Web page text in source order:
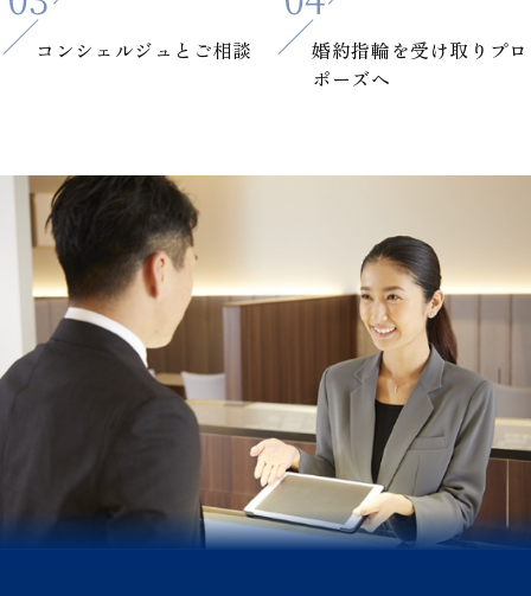
コンシェルジュと ご相談 婚約指輪を受け取りプロ
ポーズへ